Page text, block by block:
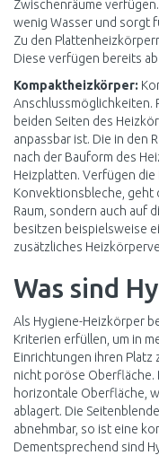
Zwischenräume
wenig Wasser und sorgt
Zu den
Diese verfügen bereits
Kompaktheizkörper:
Anschlussmöglichkeiten.
beiden Seiten des
anpassbar ist. Die in den
nach der Bauform des
Heizplatten. Verfügen
Konvektionsbleche, geht
Raum, sondern auch auf
besitzen beispielsweise
zusätzliches
Was sind
Als Hygiene-Heizkörper
Kriterien erfüllen, um in
Einrichtungen ihren Platz
nicht poröse Oberfläche.
horizontale Oberfläche,
ablagert. Die
abnehmbar, so ist eine
Dementsprechend sind